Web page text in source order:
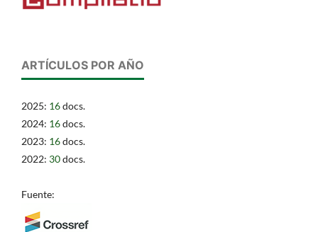
ARTÍCULOS POR AÑO
2025: 16docs.
2024: 16docs.
2023: 16docs.
2022: 30docs.
Fuente: